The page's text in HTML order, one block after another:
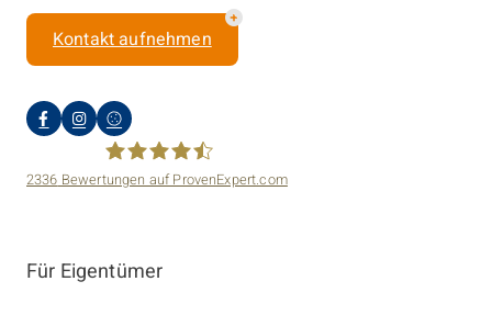
Kontakt aufnehmen
2336 Bewertungen auf ProvenExpert.com
Für Eigentümer